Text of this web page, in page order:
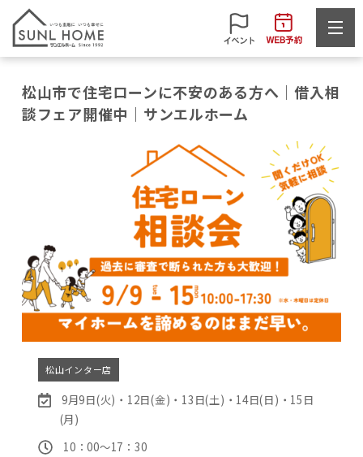
松山市で住宅ローンに不安のある方へ｜借入相
談フェア開催中｜サンエルホーム
松山インター店
9月9日(火)・12日(金)・13日(土)・14日(日)・15日
(月)
10：00〜17：30